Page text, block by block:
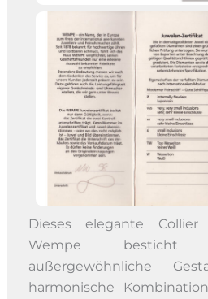
Dieses elegante
Wempe
außergewöhnliche
harmonische